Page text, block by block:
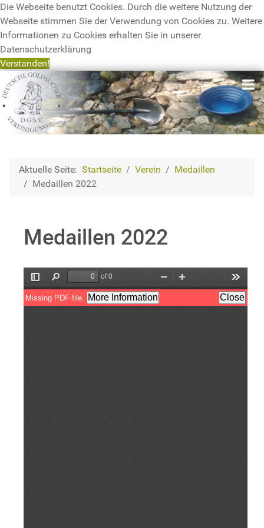
Die Webseite benutzt Cookies. Durch die weitere Nutzung der
Webseite stimmen Sie der Verwendung von Cookies zu. Weitere
Informationen zu Cookies erhalten Sie in unserer
Datenschutzerklärung
Verstanden!
Aktuelle Seite: Startseite Verein
Medaillen
Medaillen 2022
Medaillen 2022